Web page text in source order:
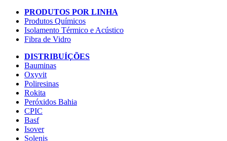
PRODUTOS POR LINHA
Produtos Químicos
Isolamento Térmico e Acústico
Fibra de Vidro
DISTRIBUÍÇÕES
Bauminas
Oxyvit
Poliresinas
Rokita
Peróxidos Bahia
CPIC
Basf
Isover
Solenis